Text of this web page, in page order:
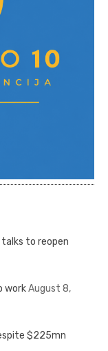
to reopen
workAugust 8,
$225mn